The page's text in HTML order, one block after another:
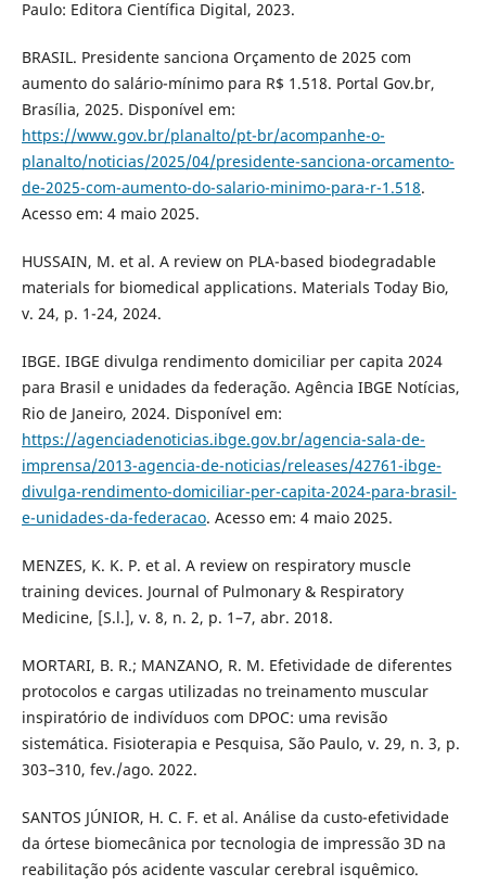
Paulo: Editora Científica Digital, 2023.
BRASIL. Presidente sanciona Orçamento de 2025 com
aumento do salário-mínimo para R$ 1.518. Portal Gov.br,
Brasília, 2025. Disponível em:
https://www.gov.br/planalto/pt-br/acompanhe-o-
planalto/noticias/2025/04/presidente-sanciona-orcamento-
de-2025-com-aumento-do-salario-minimo-para-r-1.518.
Acesso em: 4 maio 2025.
HUSSAIN, M. et al. A review on PLA-based biodegradable
materials for biomedical applications. Materials Today Bio,
v. 24, p. 1-24, 2024.
IBGE. IBGE divulga rendimento domiciliar per capita 2024
para Brasil e unidades da federação. Agência IBGE Notícias,
Rio de Janeiro, 2024. Disponível em:
https://agenciadenoticias.ibge.gov.br/agencia-sala-de-
imprensa/2013-agencia-de-noticias/releases/42761-ibge-
divulga-rendimento-domiciliar-per-capita-2024-para-brasil-
e-unidades-da-federacao. Acesso em: 4 maio 2025.
MENZES, K. K. P. et al. A review on respiratory muscle
training devices. Journal of Pulmonary & Respiratory
Medicine, [S.l.], v. 8, n. 2, p. 1–7, abr. 2018.
MORTARI, B. R.; MANZANO, R. M. Efetividade de diferentes
protocolos e cargas utilizadas no treinamento muscular
inspiratório de indivíduos com DPOC: uma revisão
sistemática. Fisioterapia e Pesquisa, São Paulo, v. 29, n. 3, p.
303–310, fev./ago. 2022.
SANTOS JÚNIOR, H. C. F. et al. Análise da custo-efetividade
da órtese biomecânica por tecnologia de impressão 3D na
reabilitação pós acidente vascular cerebral isquêmico.